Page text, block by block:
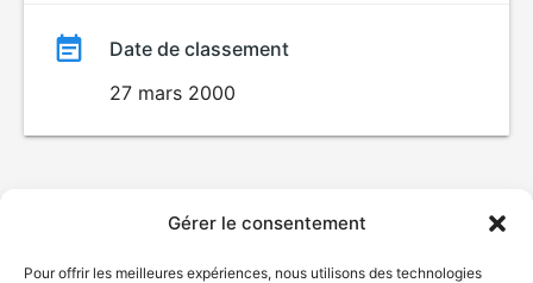
Gérer le consentement
Pour offrir les meilleures expériences, nous utilisons des technologies
Date de classement
27 mars 2000